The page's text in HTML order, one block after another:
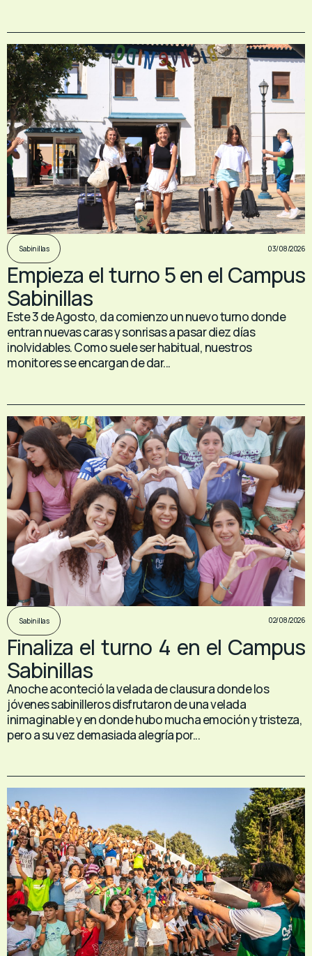
Sabinillas 03/08/2026
Empieza el turno 5 en el Campus
Sabinillas
Este 3 de Agosto, da comienzo un nuevo turno donde
entran nuevas caras y sonrisas a pasar diez días
inolvidables. Como suele ser habitual, nuestros
monitores se encargan de dar...
Sabinillas 02/08/2026
Finaliza el turno 4 en el Campus
Sabinillas
Anoche aconteció la velada de clausura donde los
jóvenes sabinilleros disfrutaron de una velada
inimaginable y en donde hubo mucha emoción y tristeza,
pero a su vez demasiada alegría por...